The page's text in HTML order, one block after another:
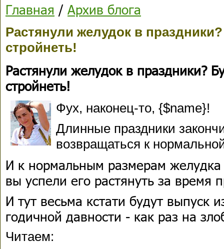
Главная / Архив блога
Растянули желудок в
стройнеть!
Растянули желудок в праздники?
стройнеть!
Фух, наконец-то, {$name}!
Длинные праздники
возвращаться к
И к нормальным размерам
вы успели его растянуть за время
И тут весьма кстати будут выпуск
годичной давности - как раз на
Читаем: